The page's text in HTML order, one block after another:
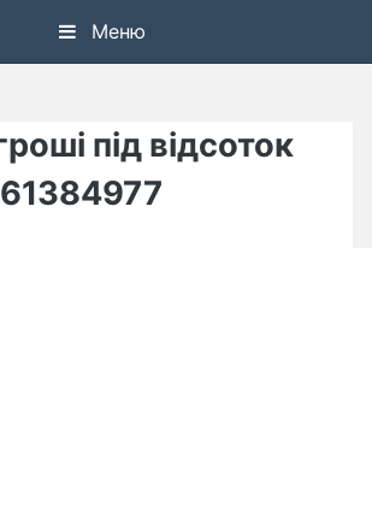
Меню
під відсоток